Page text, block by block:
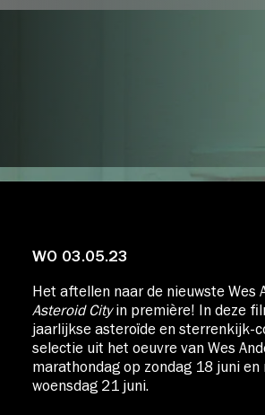
WO 03.05.23
Het aftellen naar de nieuwste Wes
Asteroid Cityin première! In deze
jaarlijkse asteroïde en sterrenkijk-
selectie uit het oeuvre van Wes
marathondag op zondag 18 juni
woensdag 21 juni.